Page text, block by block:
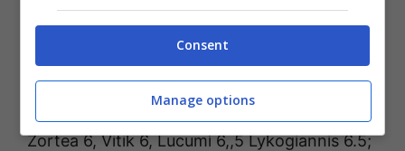
Le pagelle dei quotidiani
LA GAZZETTA DELLO SPORT: Skorupski 6;
Zortea 6, Vitik 6, Lucumì 6,,5 Lykogiannis 6.5;
Consent
Manage options